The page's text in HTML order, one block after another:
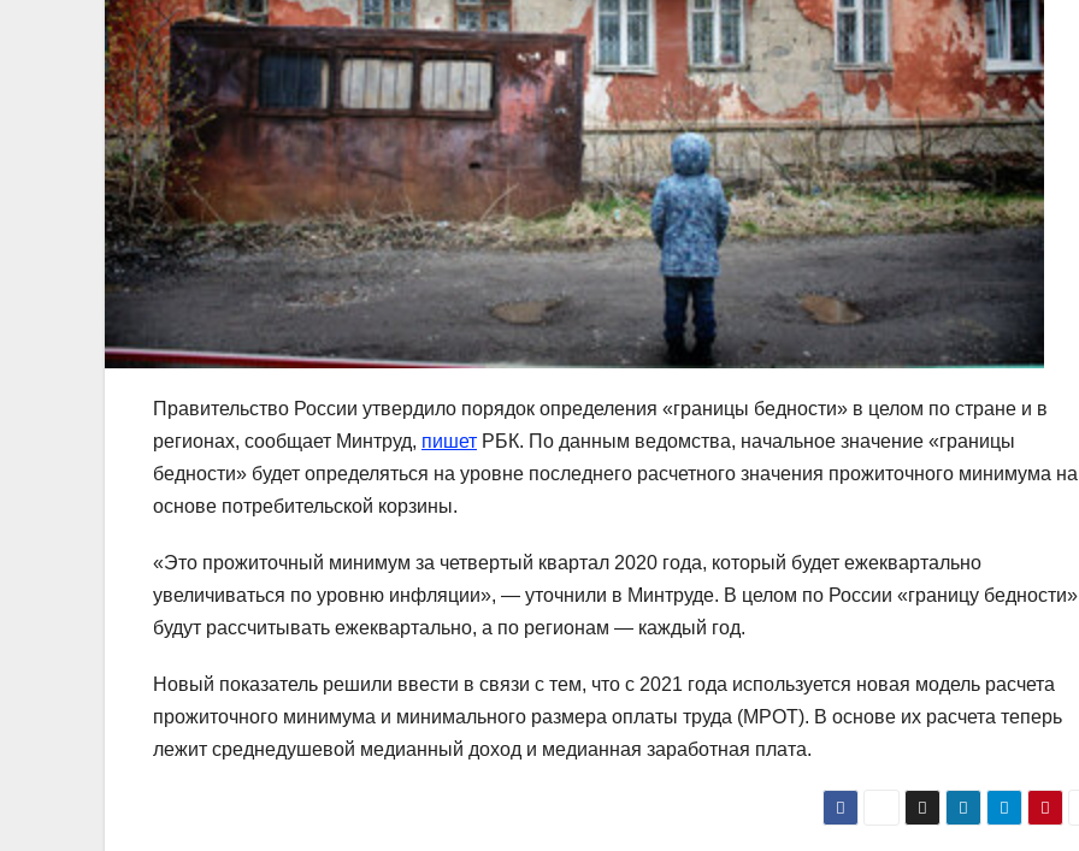
Правительство России утвердило порядок определения «границы бедности» в целом по стране и в
регионах, сообщает Минтруд, пишет РБК. По данным ведомства, начальное значение «границы
бедности» будет определяться на уровне последнего расчетного значения прожиточного минимума на
основе потребительской корзины.
«Это прожиточный минимум за четвертый квартал 2020 года, который будет ежеквартально
увеличиваться по уровню инфляции», — уточнили в Минтруде. В целом по России «границу бедности»
будут рассчитывать ежеквартально, а по регионам — каждый год.
Новый показатель решили ввести в связи с тем, что с 2021 года используется новая модель расчета
прожиточного минимума и минимального размера оплаты труда (МРОТ). В основе их расчета теперь
лежит среднедушевой медианный доход и медианная заработная плата.